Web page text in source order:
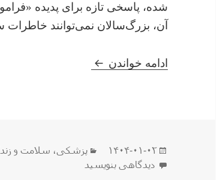
شده، پاسخی تازه برای پدیده
آن، بزرگ‌سالان نمی‌توانند
ادامه خواندن چرا دوران نوزادیمون
ارسال
شده
۱۴۰۴-۰۱-۰۲ دسته‌ها
پزشکی، سلامت و
برای چرا دوران نوزادیمون یادمون نیست ؟
دیدگاهی بنویسید